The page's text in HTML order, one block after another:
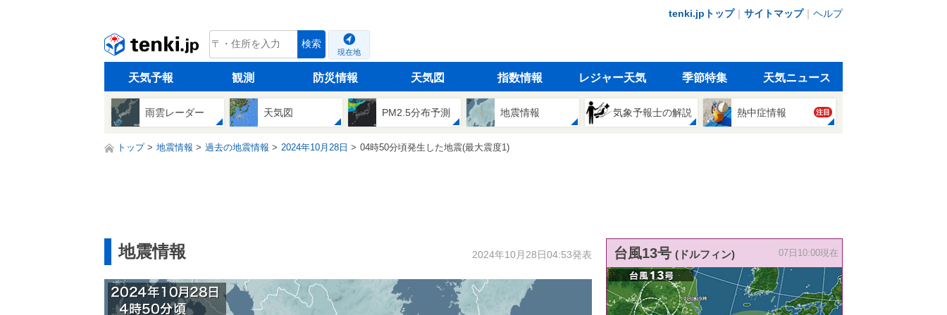
tenki.jpトップ｜ サイトマップ｜ ヘルプ
tenki.jp 検索
現在地
天気予報 観測 防災情報 天気図 指数情報 レジャー天気 季節特集 天気ニュース
雨雲レーダー 天気図 PM2.5分布予測 地震情報 気象予報士の解説 熱中症情報 注目
トップ 地震情報 過去の地震情報 2024年10月28日 04時50分頃発生した地震(最大震度1)
地震情報 2024年10月28日04:53発表 台風13号 (ドルフィン) 07日10:00現在